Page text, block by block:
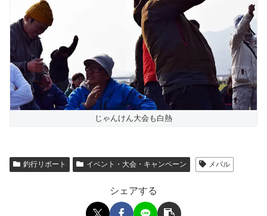
じゃんけん大会も白熱
釣行リポート イベント・大会・キャンペーン メバル
シェアする